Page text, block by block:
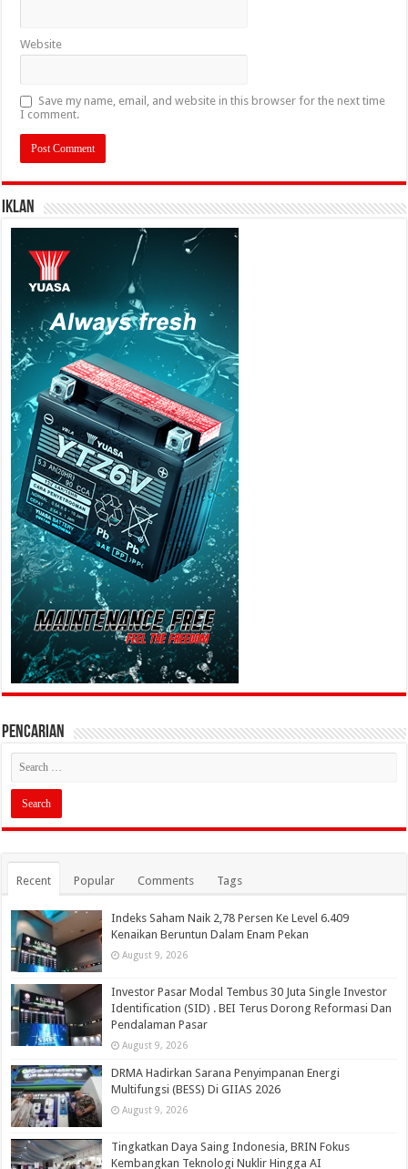
Website
Save my name, email, and website in this browser for the next time
I comment.
IKLAN
PENCARIAN
Recent Popular Comments Tags
Indeks Saham Naik 2,78 Persen Ke Level 6.409
Kenaikan Beruntun Dalam Enam Pekan
August 9, 2026
Investor Pasar Modal Tembus 30 Juta Single Investor
Identification (SID) . BEI Terus Dorong Reformasi Dan
Pendalaman Pasar
August 9, 2026
DRMA Hadirkan Sarana Penyimpanan Energi
Multifungsi (BESS) Di GIIAS 2026
August 9, 2026
Tingkatkan Daya Saing Indonesia, BRIN Fokus
Kembangkan Teknologi Nuklir Hingga AI